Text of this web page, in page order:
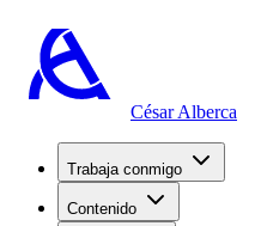
César Alberca
Trabaja conmigo
Contenido